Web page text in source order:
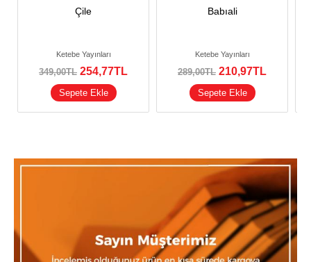
Çile
Ketebe Yayınları
349,00TL 254,77TL
Sepete Ekle
Babıali
Ketebe Yayınları
289,00TL 210,97TL
Sepete Ekle